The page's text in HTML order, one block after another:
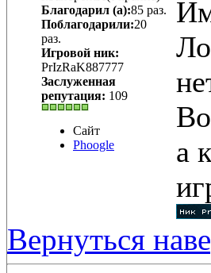
Благодарил (а):85 раз.
Поблагодарили:20
раз.
Игровой ник:
PrIzRaK887777
Заслуженная
репутация: 109
Сайт
Phoogle
а
Вернуться